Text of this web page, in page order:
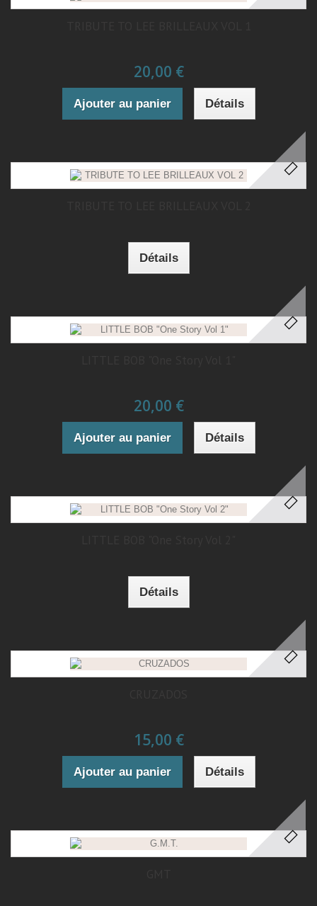
20,00 €
Ajouter au panier Détails
Détails
20,00 €
Ajouter au panier Détails
Détails
15,00 €
Ajouter au panier Détails